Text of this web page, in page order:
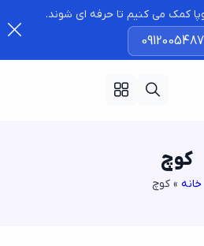
می کنیم تا حرفه ای شوند.
کوچ
»کوچ